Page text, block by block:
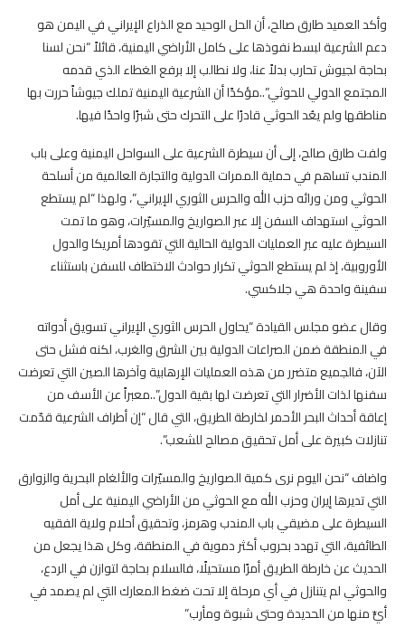
وأكد العميد طارق صالح، أن الحل الوحيد مع الذراع الإيراني في اليمن هو
دعم الشرعية لبسط نفوذها على كامل الأراضي اليمنية، قائلاً “نحن لسنا
بحاجة لجيوش تحارب بدلاً عنا، ولا نطالب إلا برفع الغطاء الذي قدمه
المجتمع الدولي للحوثي”..مؤكدًا أن الشرعية اليمنية تملك جيوشاً حررت بها
مناطقها ولم يعُد الحوثي قادرًا على التحرك حتى شبرًا واحدًا فيها.
ولفت طارق صالح، إلى أن سيطرة الشرعية على السواحل اليمنية وعلى باب
المندب تساهم في حماية الممرات الدولية والتجارة العالمية من أسلحة
الحوثي ومن ورائه حزب الله والحرس الثوري الإيراني”، ولهذا “لم يستطع
الحوثي استهداف السفن إلا عبر الصواريخ والمسيّرات، وهو ما تمت
السيطرة عليه عبر العمليات الدولية الحالية التي تقودها أمريكا والدول
الأوروبية، إذ لم يستطع الحوثي تكرار حوادث الاختطاف للسفن باستثناء
سفينة واحدة هي جلاكسي.
وقال عضو مجلس القيادة “يحاول الحرس الثوري الإيراني تسويق أدواته
في المنطقة ضمن الصراعات الدولية بين الشرق والغرب، لكنه فشل حتى
الآن، فالجميع متضرر من هذه العمليات الإرهابية وآخرها الصين التي تعرضت
سفنها لذات الأضرار التي تعرضت لها بقية الدول”..معبراً عن الأسف من
إعاقة أحداث البحر الأحمر لخارطة الطريق، التي قال “إن أطراف الشرعية قدّمت
تنازلات كبيرة على أمل تحقيق مصالح للشعب”.
واضاف “نحن اليوم نرى كمية الصواريخ والمسيّرات والألغام البحرية والزوارق
التي تديرها إيران وحزب الله مع الحوثي من الأراضي اليمنية على أمل
السيطرة على مضيقي باب المندب وهرمز، وتحقيق أحلام ولاية الفقيه
الطائفية، التي تهدد بحروب أكثر دموية في المنطقة، وكل هذا يجعل من
الحديث عن خارطة الطريق أمرًا مستحيلًا، فالسلام بحاجة لتوازن في الردع،
والحوثي لم يتنازل في أي مرحلة إلا تحت ضغط المعارك التي لم يصمد في
أيٍّ منها من الحديدة وحتى شبوة ومأرب”